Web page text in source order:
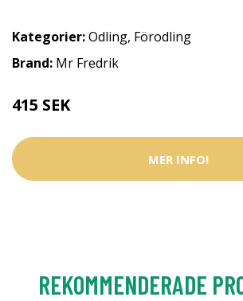
Kategorier:Odling, Förodling
Brand: Mr Fredrik
415 SEK
MER INFO!
REKOMMENDERADE